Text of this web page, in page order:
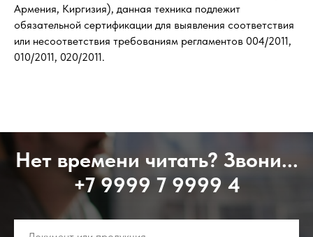
Армения, Киргизия), данная техника подлежит
обязательной сертификации для выявления соответствия
или несоответствия требованиям регламентов 004/2011,
010/2011, 020/2011.
Нет времени читать? Звони...
+7 9999 7 9999 4